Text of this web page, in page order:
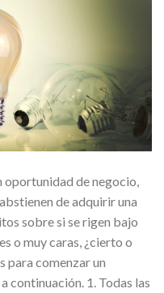
oportunidad de negocio,
de adquirir una
sobre si se rigen bajo
o muy caras, ¿cierto o
para comenzar un
continuación. 1. Todas las